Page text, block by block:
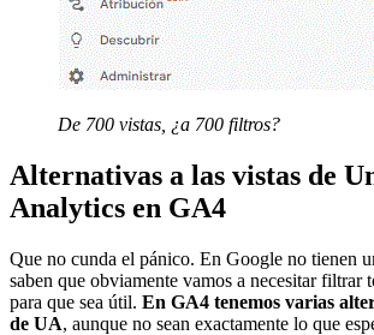
De 700 vistas, ¿a 700 filtros?
Alternativas a las vistas de
Analytics en GA4
Que no cunda el pánico. En Google no tienen
saben que obviamente vamos a necesitar filtrar
para que sea útil. En GA4 tenemos varias
de UA, aunque no sean exactamente lo que